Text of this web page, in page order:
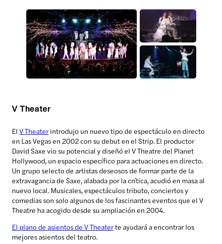
V Theater
El V Theater introdujo un nuevo tipo de espectáculo en directo
en Las Vegas en 2002 con su debut en el Strip. El productor
David Saxe vio su potencial y diseñó el V Theatre del Planet
Hollywood, un espacio específico para actuaciones en directo.
Un grupo selecto de artistas deseosos de formar parte de la
extravagancia de Saxe, alabada por la crítica, acudió en masa al
nuevo local. Musicales, espectáculos tributo, conciertos y
comedias son solo algunos de los fascinantes eventos que el V
Theatre ha acogido desde su ampliación en 2004.
El plano de asientos de V Theaterte ayudará a encontrar los
mejores asientos del teatro.